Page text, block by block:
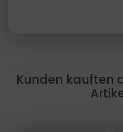
Kunden kauften